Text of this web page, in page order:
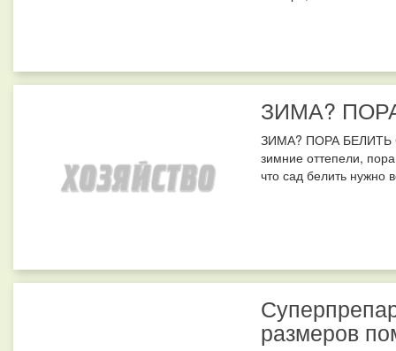
ЗИМА?
ЗИМА? ПОРА БЕЛИТЬ
зимние оттепели,
что сад белить нужно
размеров